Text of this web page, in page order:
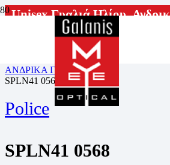
Unisex Γυαλιά Ηλίου,
Γυναικεία Γυαλιά
ΑΡΧΙΚΗ ΣΕΛΙΔΑ
ΓΥΑΛΙΑ ΗΛΙΟΥ
ΑΝΔΡΙΚΑ ΓΥΑΛΙΑ ΗΛΙΟΥ
SPLN41 0568
Police
SPLN41 0568